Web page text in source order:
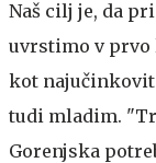
Naš cilj je, da
uvrstimo v
kot
tudi mladim.
Gorenjska